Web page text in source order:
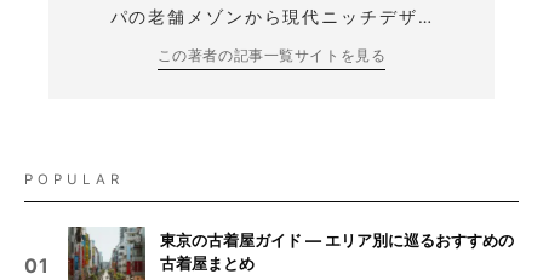
パの老舗メゾンから現代ニッチデザ…
この著者の記事一覧サイトを見る
POPULAR
01
東京の古着屋ガイド — エリア別に巡るおすすめの
古着屋まとめ